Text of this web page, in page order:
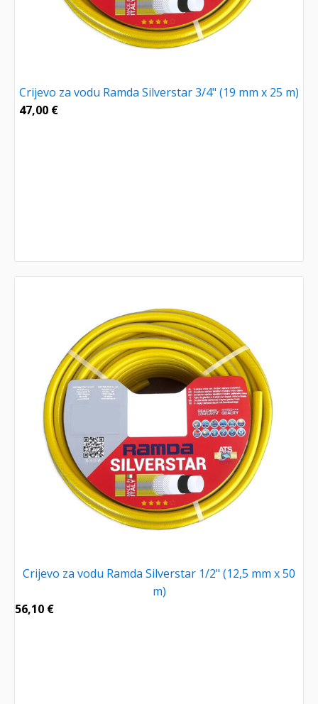
Crijevo za vodu Ramda Silverstar 3/4" (19 mm x 25 m)
47,00 €
Crijevo za vodu Ramda Silverstar 1/2" (12,5 mm x 50
m)
56,10 €